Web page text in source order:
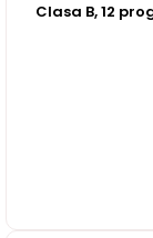
Clasa B, 12